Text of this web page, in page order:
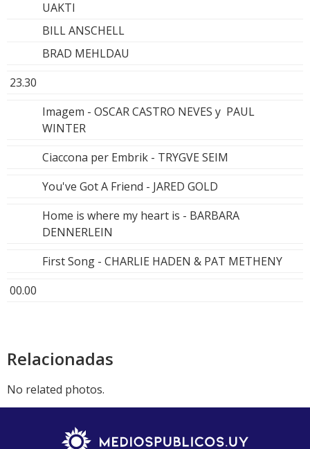
UAKTI
BILL ANSCHELL
BRAD MEHLDAU
23.30
Imagem - OSCAR CASTRO NEVES y PAUL
WINTER
Ciaccona per Embrik - TRYGVE SEIM
You've Got A Friend - JARED GOLD
Home is where my heart is - BARBARA
DENNERLEIN
First Song - CHARLIE HADEN & PAT METHENY
00.00
Relacionadas
No related photos.